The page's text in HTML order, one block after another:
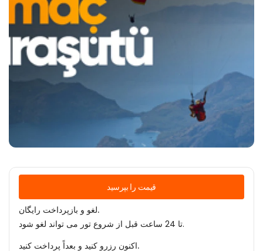
قیمت را بپرسید
لغو و بازپرداخت رایگان.
تا 24 ساعت قبل از شروع تور می تواند لغو شود.
اکنون رزرو کنید و بعداً پرداخت کنید.